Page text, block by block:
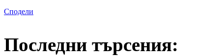
Сподели
Последни търсения: